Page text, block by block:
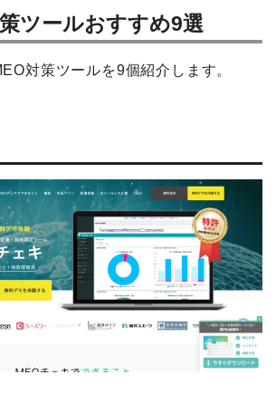
ツールおすすめ9選
対策ツールを9個紹介します。